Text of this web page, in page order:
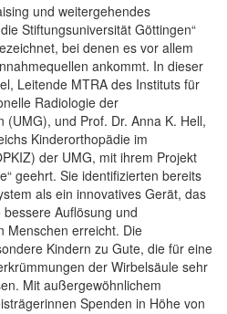
und weitergehendes
Stiftungsuniversität Göttingen“
bei denen es vor allem
ankommt. In dieser
Leitende MTRA des Instituts für
Radiologie der
(UMG), und Prof. Dr. Anna K. Hell,
Kinderorthopädie im
der UMG, mit ihrem Projekt
geehrt. Sie identifizierten bereits
als ein innovatives Gerät, das
Auflösung und
Menschen erreicht. Die
Kindern zu Gute, die für eine
der Wirbelsäule sehr
Mit außergewöhnlichem
Spenden in Höhe von